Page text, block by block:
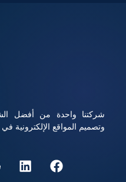
شركتنا واحدة من أفضل
وتصميم المواقع الإلكترونية